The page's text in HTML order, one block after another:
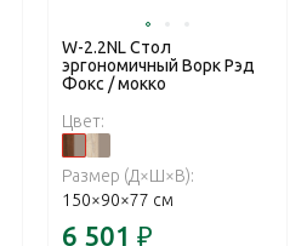
W-2.2NL Стол
эргономичный Ворк Рэд
Фокс / мокко
Цвет:
Размер (Д×Ш×В):
150×90×77 см
6 501 ₽